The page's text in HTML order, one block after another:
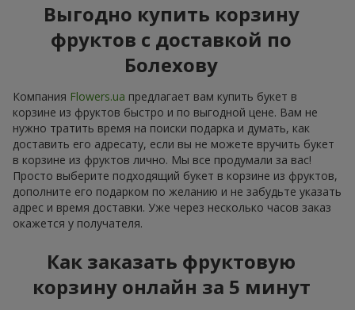
Выгодно купить корзину
фруктов с доставкой по
Болехову
Компания Flowers.ua предлагает вам купить букет в
корзине из фруктов быстро и по выгодной цене. Вам не
нужно тратить время на поиски подарка и думать, как
доставить его адресату, если вы не можете вручить букет
в корзине из фруктов лично. Мы все продумали за вас!
Просто выберите подходящий букет в корзине из фруктов,
дополните его подарком по желанию и не забудьте указать
адрес и время доставки. Уже через несколько часов заказ
окажется у получателя.
Как заказать фруктовую
корзину онлайн за 5 минут